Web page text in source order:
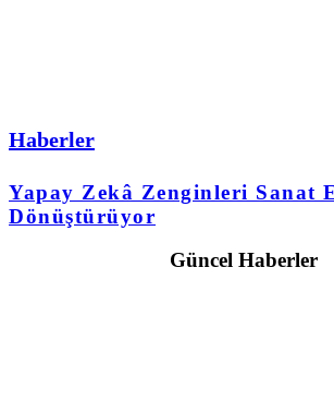
Haberler
Yapay Zekâ Zenginleri Sanat
Dönüştürüyor
Güncel Haberler